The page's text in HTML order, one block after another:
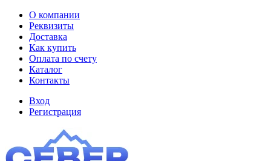
О компании
Реквизиты
Доставка
Как купить
Оплата по счету
Каталог
Контакты
Вход
Регистрация